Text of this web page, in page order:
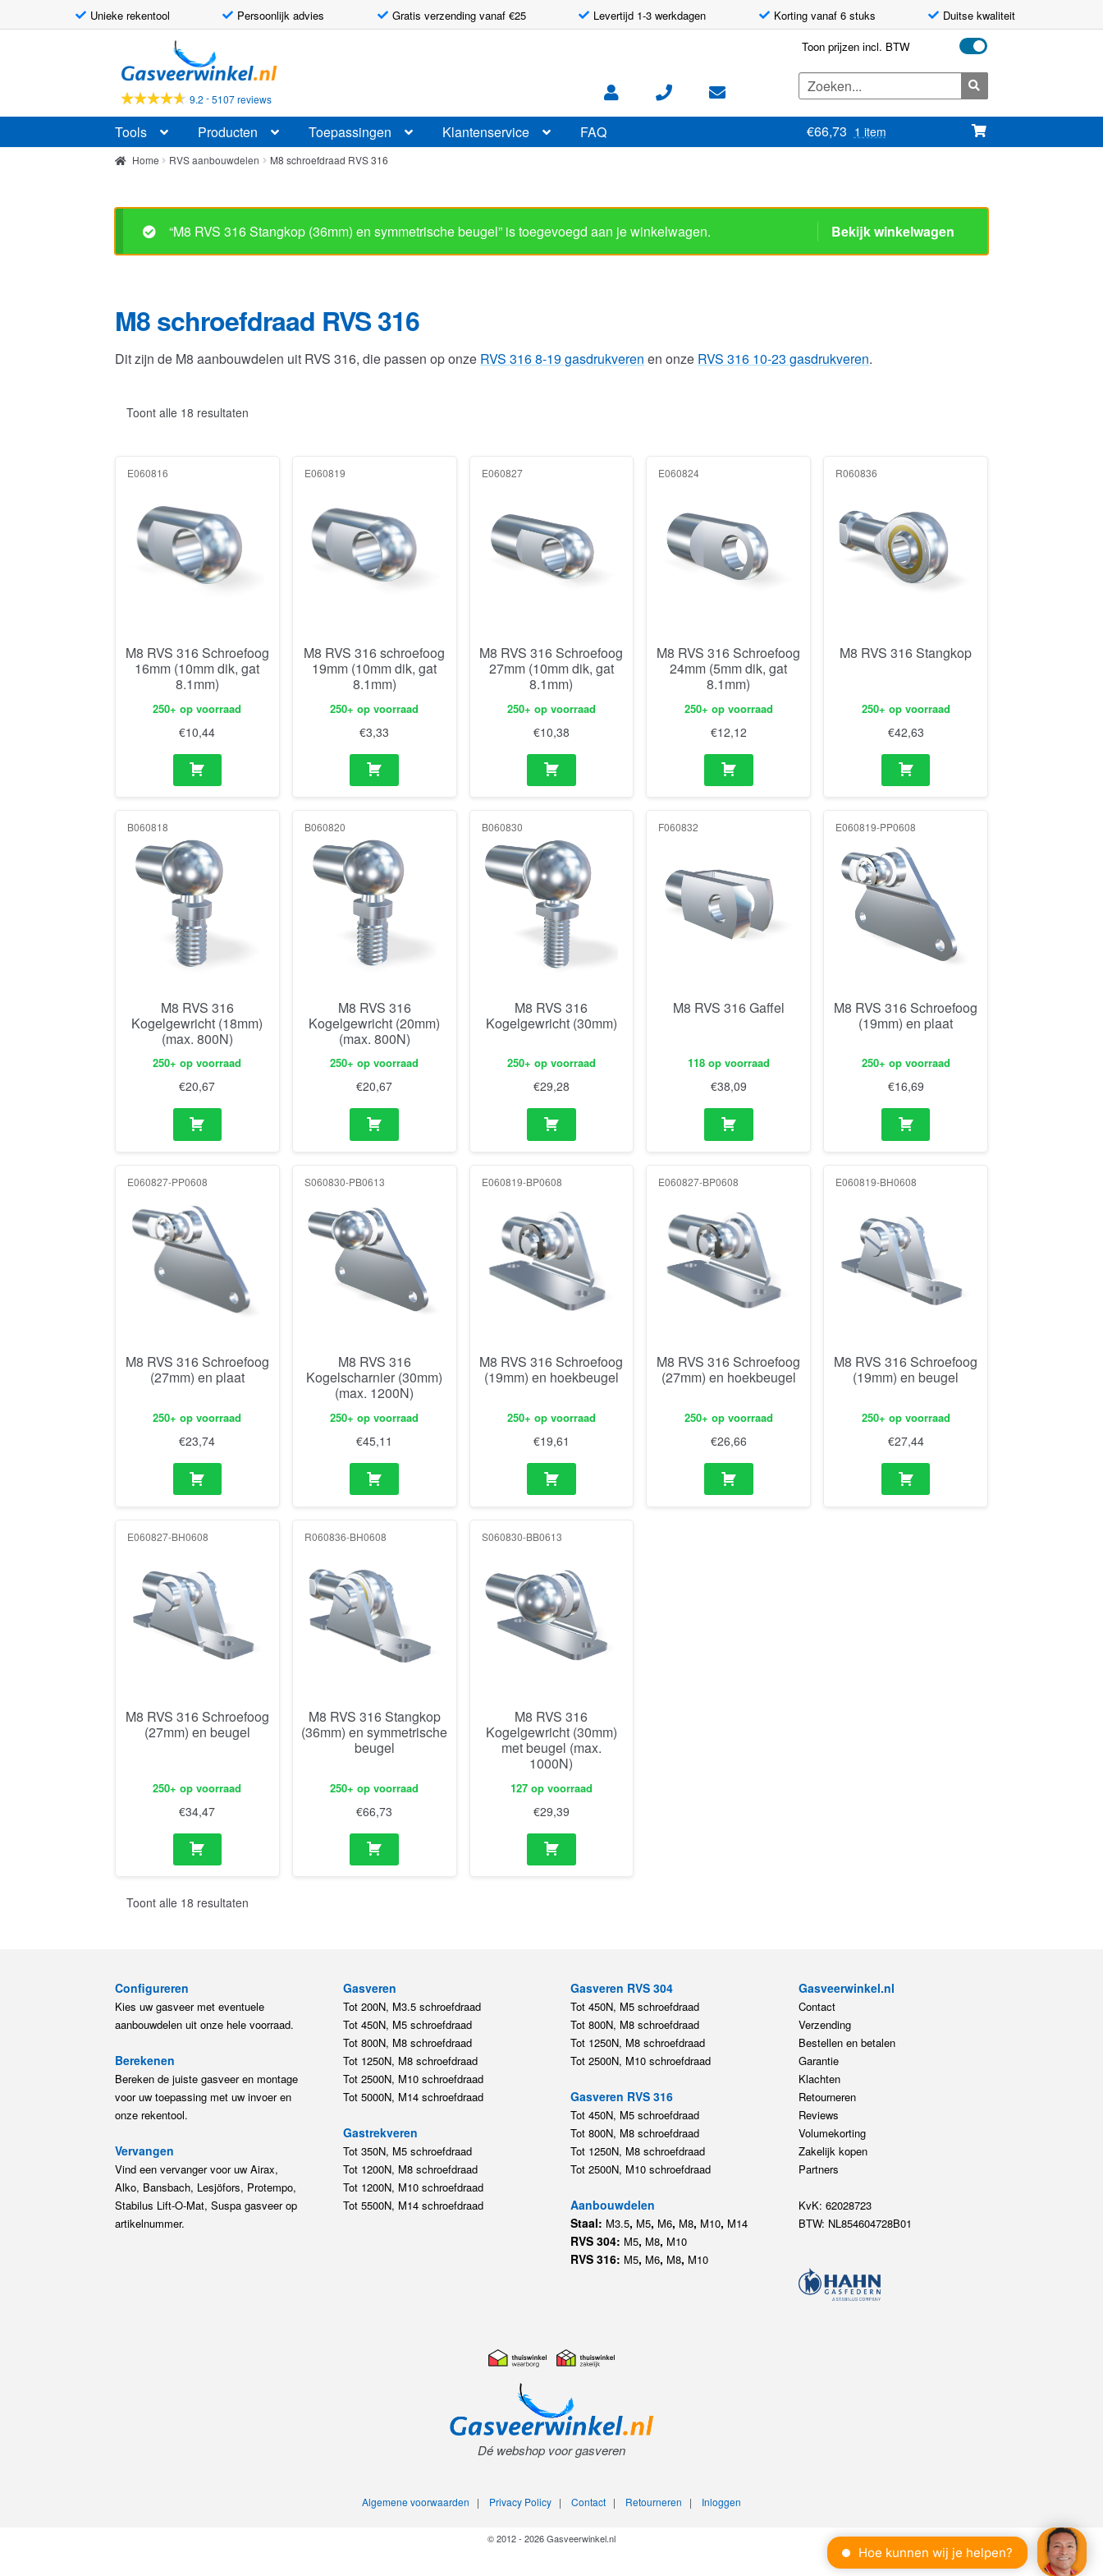
Unieke rekentool Persoonlijk advies Gratis verzending vanaf €25 Levertijd 1-3 werkdagen Korting vanaf 6 stuks Duitse kwaliteit
door
naar
navigatie
naar
de
inhoud
9.2 -5107 reviews
Toon prijzen incl. BTW
Zoeken
naar:
Tools Producten Toepassingen Klantenservice FAQ €66,73 1 item
Home RVS aanbouwdelen M8 schroefdraad RVS 316
“M8 RVS 316 Stangkop (36mm) en symmetrische beugel” is toegevoegd aan je winkelwagen. Bekijk winkelwagen
M8 schroefdraad RVS 316
Dit zijn de M8 aanbouwdelen uit RVS 316, die passen op onze RVS 316 8-19 gasdrukveren en onze RVS 316 10-23 gasdrukveren.
Toont alle 18 resultaten
E060816
M8 RVS 316 Schroefoog
16mm (10mm dik, gat
8.1mm)
250+ op voorraad
€10,44
E060819
M8 RVS 316 schroefoog
19mm (10mm dik, gat
8.1mm)
250+ op voorraad
€3,33
E060827
M8 RVS 316 Schroefoog
27mm (10mm dik, gat
8.1mm)
250+ op voorraad
€10,38
E060824
M8 RVS 316 Schroefoog
24mm (5mm dik, gat
8.1mm)
250+ op voorraad
€12,12
R060836
M8 RVS 316 Stangkop
250+ op voorraad
€42,63
B060818
M8 RVS 316
Kogelgewricht (18mm)
(max. 800N)
250+ op voorraad
€20,67
B060820
M8 RVS 316
Kogelgewricht (20mm)
(max. 800N)
250+ op voorraad
€20,67
B060830
M8 RVS 316
Kogelgewricht (30mm)
250+ op voorraad
€29,28
F060832
M8 RVS 316 Gaffel
118 op voorraad
€38,09
E060819-PP0608
M8 RVS 316 Schroefoog
(19mm) en plaat
250+ op voorraad
€16,69
E060827-PP0608
M8 RVS 316 Schroefoog
(27mm) en plaat
250+ op voorraad
€23,74
S060830-PB0613
M8 RVS 316
Kogelscharnier (30mm)
(max. 1200N)
250+ op voorraad
€45,11
E060819-BP0608
M8 RVS 316 Schroefoog
(19mm) en hoekbeugel
250+ op voorraad
€19,61
E060827-BP0608
M8 RVS 316 Schroefoog
(27mm) en hoekbeugel
250+ op voorraad
€26,66
E060819-BH0608
M8 RVS 316 Schroefoog
(19mm) en beugel
250+ op voorraad
€27,44
E060827-BH0608
M8 RVS 316 Schroefoog
(27mm) en beugel
250+ op voorraad
€34,47
R060836-BH0608
M8 RVS 316 Stangkop
(36mm) en symmetrische
beugel
250+ op voorraad
€66,73
S060830-BB0613
M8 RVS 316
Kogelgewricht (30mm)
met beugel (max.
1000N)
127 op voorraad
€29,39
Toont alle 18 resultaten
Configureren
Kies uw gasveer met eventuele
aanbouwdelen uit onze hele voorraad.
Berekenen
Bereken de juiste gasveer en montage
voor uw toepassing met uw invoer en
onze rekentool.
Vervangen
Vind een vervanger voor uw Airax,
Alko, Bansbach, Lesjöfors, Protempo,
Stabilus Lift-O-Mat, Suspa gasveer op
artikelnummer.
Gasveren
Tot 200N, M3.5 schroefdraad
Tot 450N, M5 schroefdraad
Tot 800N, M8 schroefdraad
Tot 1250N, M8 schroefdraad
Tot 2500N, M10 schroefdraad
Tot 5000N, M14 schroefdraad
Gastrekveren
Tot 350N, M5 schroefdraad
Tot 1200N, M8 schroefdraad
Tot 1200N, M10 schroefdraad
Tot 5500N, M14 schroefdraad
Gasveren RVS 304
Tot 450N, M5 schroefdraad
Tot 800N, M8 schroefdraad
Tot 1250N, M8 schroefdraad
Tot 2500N, M10 schroefdraad
Gasveren RVS 316
Tot 450N, M5 schroefdraad
Tot 800N, M8 schroefdraad
Tot 1250N, M8 schroefdraad
Tot 2500N, M10 schroefdraad
Aanbouwdelen
Staal: M3.5, M5, M6, M8, M10, M14
RVS 304: M5, M8, M10
RVS 316: M5, M6, M8, M10
Gasveerwinkel.nl
Contact
Verzending
Bestellen en betalen
Garantie
Klachten
Retourneren
Reviews
Volumekorting
Zakelijk kopen
Partners
KvK: 62028723
BTW: NL854604728B01
Dé webshop voor gasveren
Algemene voorwaarden | Privacy Policy | Contact | Retourneren | Inloggen
© 2012 - 2026 Gasveerwinkel.nl